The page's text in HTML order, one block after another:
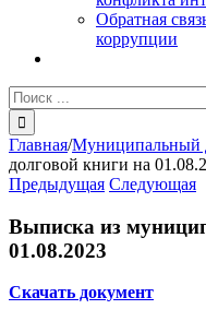
Обратная
коррупции
Результат
поиска:
Главная/Муниципальный
долговой книги на
Предыдущая Следующая
Выписка из
01.08.2023
Скачать документ